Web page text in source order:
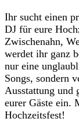
Ihr sucht einen
DJ für eure
Zwischenahn,
werdet ihr ganz
nur eine
Songs, sondern
Ausstattung und
eurer Gäste ein.
Hochzeitsfest!